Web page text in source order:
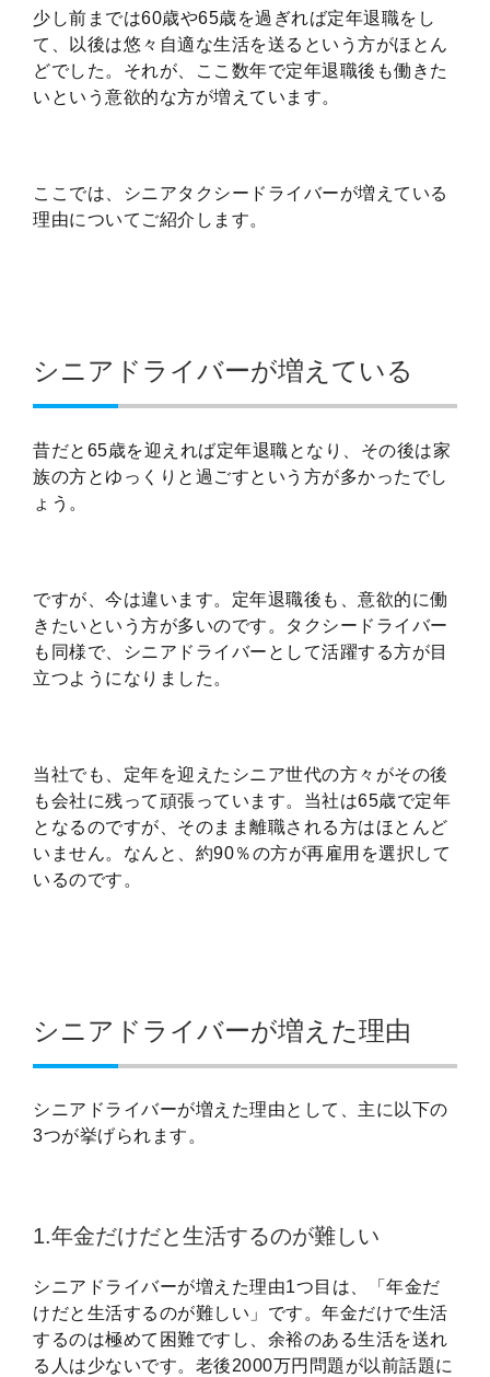
少し前までは60歳や65歳を過ぎれば定年退職をし
て、以後は悠々自適な生活を送るという方がほとん
どでした。それが、ここ数年で定年退職後も働きた
いという意欲的な方が増えています。
ここでは、シニアタクシードライバーが増えている
理由についてご紹介します。
シニアドライバーが増えている
昔だと65歳を迎えれば定年退職となり、その後は家
族の方とゆっくりと過ごすという方が多かったでし
ょう。
ですが、今は違います。定年退職後も、意欲的に働
きたいという方が多いのです。タクシードライバー
も同様で、シニアドライバーとして活躍する方が目
立つようになりました。
当社でも、定年を迎えたシニア世代の方々がその後
も会社に残って頑張っています。当社は65歳で定年
となるのですが、そのまま離職される方はほとんど
いません。なんと、約90％の方が再雇用を選択して
いるのです。
シニアドライバーが増えた理由
シニアドライバーが増えた理由として、主に以下の
3つが挙げられます。
1.年金だけだと生活するのが難しい
シニアドライバーが増えた理由1つ目は、「年金だ
けだと生活するのが難しい」です。年金だけで生活
するのは極めて困難ですし、余裕のある生活を送れ
る人は少ないです。老後2000万円問題が以前話題に